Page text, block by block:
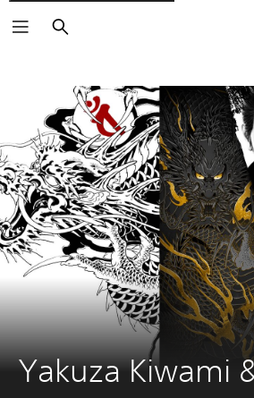
Buscar
Yakuza Kiwami